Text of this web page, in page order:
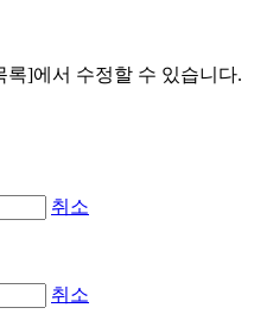
]에서 수정할 수 있습니다.
취소
취소